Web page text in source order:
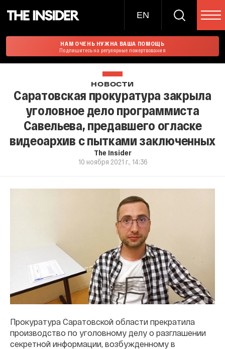
EN
НАМ ОЧЕНЬ НУЖНА ВАША ПОМОЩЬ
Подпишитесь на регулярные пожертвования
НОВОСТИ
Саратовская прокуратура закрыла
уголовное дело программиста
Савельева, предавшего огласке
видеоархив с пытками заключенных
The Insider
10 ноября 2021 г., 14:36
Прокуратура Саратовской области прекратила
производство по уголовному делу о разглашении
секретной информации, возбужденному в